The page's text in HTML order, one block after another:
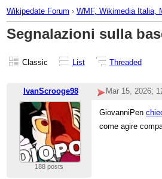
Wikipedate Forum › WMF, Wikimedia Italia,
Segnalazioni sulla
Classic List Threaded
IvanScrooge98 Mar 15, 2026;
188 posts
GiovanniPen
come agire